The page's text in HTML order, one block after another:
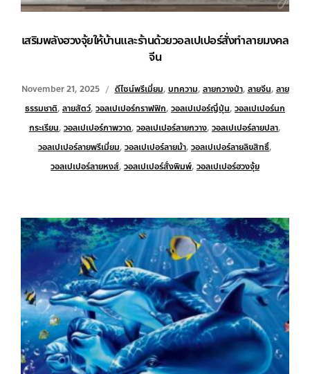
เสริมพลังฮวงจุ้ยให้บ้านและร้านด้วยวอลเปเปอร์สั่งทำลายมงคล
จีน
November 21, 2025 ดีไซน์พรีเมี่ยม, บทความ, ลายกวางป่า, ลายจีน, ลาย
ธรรมชาติ, ลายสัตว์, วอลเปเปอร์กราฟฟิก, วอลเปเปอร์ญี่ปุ่น, วอลเปเปอร์นก
กระเรียน, วอลเปเปอร์ภาพวาด, วอลเปเปอร์ลายกวาง, วอลเปเปอร์ลายปลา,
วอลเปเปอร์ลายพรีเมี่ยม, วอลเปเปอร์ลายม้า, วอลเปเปอร์ลายลิขสิทธิ์,
วอลเปเปอร์ลายหงส์, วอลเปเปอร์สั่งพิมพ์, วอลเปเปอร์ฮวงจุ้ย